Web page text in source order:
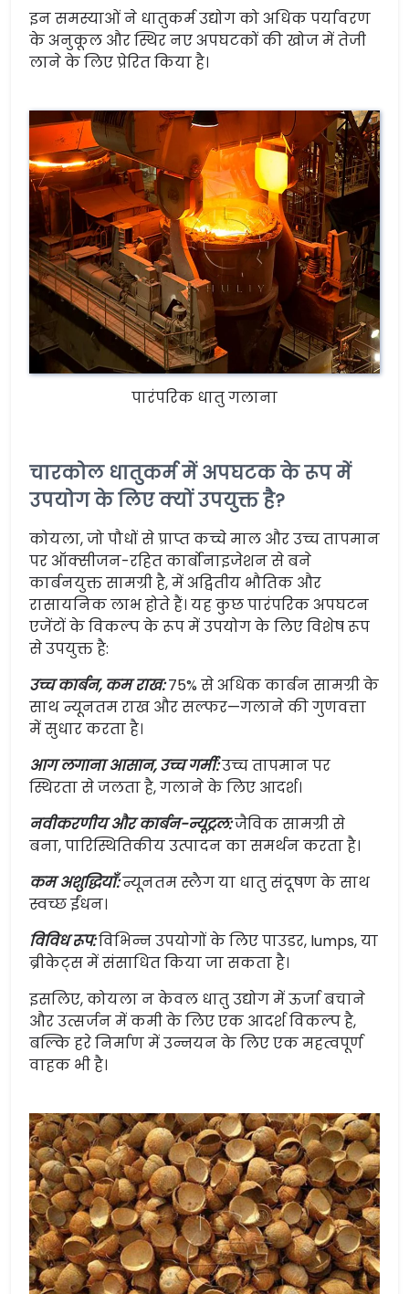
इन समस्याओं ने धातुकर्म उद्योग को अधिक पर्यावरण
के अनुकूल और स्थिर नए अपघटकों की खोज में तेजी
लाने के लिए प्रेरित किया है।
पारंपरिक धातु गलाना
चारकोल धातुकर्म में अपघटक के रूप में
उपयोग के लिए क्यों उपयुक्त है?
कोयला, जो पौधों से प्राप्त कच्चे माल और उच्च तापमान
पर ऑक्सीजन-रहित कार्बोनाइजेशन से बने
कार्बनयुक्त सामग्री है, में अद्वितीय भौतिक और
रासायनिक लाभ होते हैं। यह कुछ पारंपरिक अपघटन
एजेंटों के विकल्प के रूप में उपयोग के लिए विशेष रूप
से उपयुक्त है:
उच्च कार्बन, कम राख:75% से अधिक कार्बन सामग्री के
साथ न्यूनतम राख और सल्फर—गलाने की गुणवत्ता
में सुधार करता है।
आग लगाना आसान, उच्च गर्मी:उच्च तापमान पर
स्थिरता से जलता है, गलाने के लिए आदर्श।
नवीकरणीय और कार्बन-न्यूट्रल:जैविक सामग्री से
बना, पारिस्थितिकीय उत्पादन का समर्थन करता है।
कम अशुद्धियाँ:न्यूनतम स्लैग या धातु संदूषण के साथ
स्वच्छ ईंधन।
विविध रूप:विभिन्न उपयोगों के लिए पाउडर, lumps, या
ब्रीकेट्स में संसाधित किया जा सकता है।
इसलिए, कोयला न केवल धातु उद्योग में ऊर्जा बचाने
और उत्सर्जन में कमी के लिए एक आदर्श विकल्प है,
बल्कि हरे निर्माण में उन्नयन के लिए एक महत्वपूर्ण
वाहक भी है।